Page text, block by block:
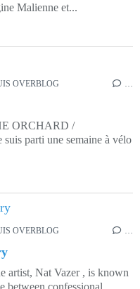
Malienne et...
OVERBLOG …
ORCHARD /
parti une semaine à vélo
OVERBLOG
artist, Nat Vazer , is known
between confessional...